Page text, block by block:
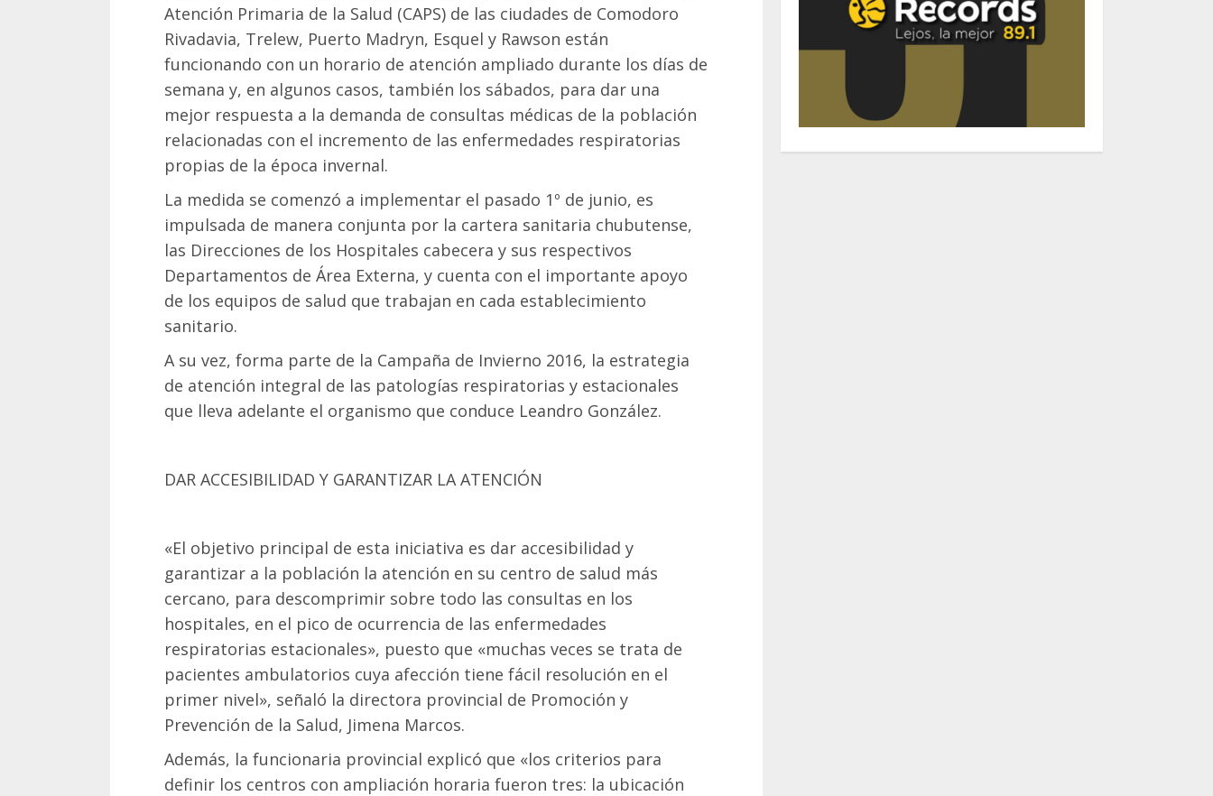
Atención Primaria de la Salud (CAPS) de las ciudades de Comodoro
Rivadavia, Trelew, Puerto Madryn, Esquel y Rawson están
funcionando con un horario de atención ampliado durante los días de
semana y, en algunos casos, también los sábados, para dar una
mejor respuesta a la demanda de consultas médicas de la población
relacionadas con el incremento de las enfermedades respiratorias
propias de la época invernal.
La medida se comenzó a implementar el pasado 1º de junio, es
impulsada de manera conjunta por la cartera sanitaria chubutense,
las Direcciones de los Hospitales cabecera y sus respectivos
Departamentos de Área Externa, y cuenta con el importante apoyo
de los equipos de salud que trabajan en cada establecimiento
sanitario.
A su vez, forma parte de la Campaña de Invierno 2016, la estrategia
de atención integral de las patologías respiratorias y estacionales
que lleva adelante el organismo que conduce Leandro González.
DAR ACCESIBILIDAD Y GARANTIZAR LA ATENCIÓN
«El objetivo principal de esta iniciativa es dar accesibilidad y
garantizar a la población la atención en su centro de salud más
cercano, para descomprimir sobre todo las consultas en los
hospitales, en el pico de ocurrencia de las enfermedades
respiratorias estacionales», puesto que «muchas veces se trata de
pacientes ambulatorios cuya afección tiene fácil resolución en el
primer nivel», señaló la directora provincial de Promoción y
Prevención de la Salud, Jimena Marcos.
Además, la funcionaria provincial explicó que «los criterios para
definir los centros con ampliación horaria fueron tres: la ubicación